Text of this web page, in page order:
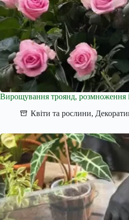
Вирощування троянд, розмноження
Квіти та рослини,